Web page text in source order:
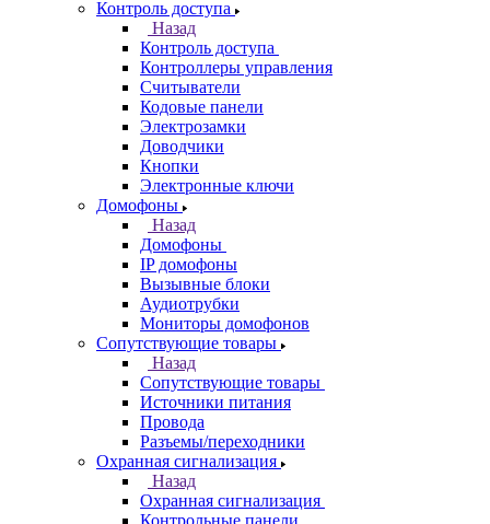
Контроль доступа
Назад
Контроль доступа
Контроллеры управления
Считыватели
Кодовые панели
Электрозамки
Доводчики
Кнопки
Электронные ключи
Домофоны
Назад
Домофоны
IP домофоны
Вызывные блоки
Аудиотрубки
Мониторы домофонов
Сопутствующие товары
Назад
Сопутствующие товары
Источники питания
Провода
Разъемы/переходники
Охранная сигнализация
Назад
Охранная сигнализация
Контрольные панели